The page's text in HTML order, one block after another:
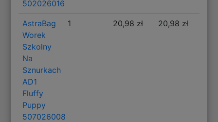
502026016
AstraBag
Worek
Szkolny
Na
Sznurkach
AD1
Fluffy
Puppy
507026008
1 20,98 zł 20,98 zł